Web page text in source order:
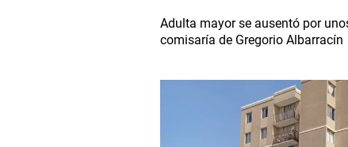
Adulta mayor se ausentó por
comisaría de Gregorio Albarracín